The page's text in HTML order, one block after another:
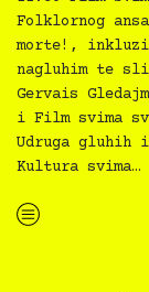
Folklornog
morte!,
nagluhim te
Gervais
i Film svima
Udruga gluhih
Kultura svima…
“Film svima na festivalu Slowmotion u Opatiji”